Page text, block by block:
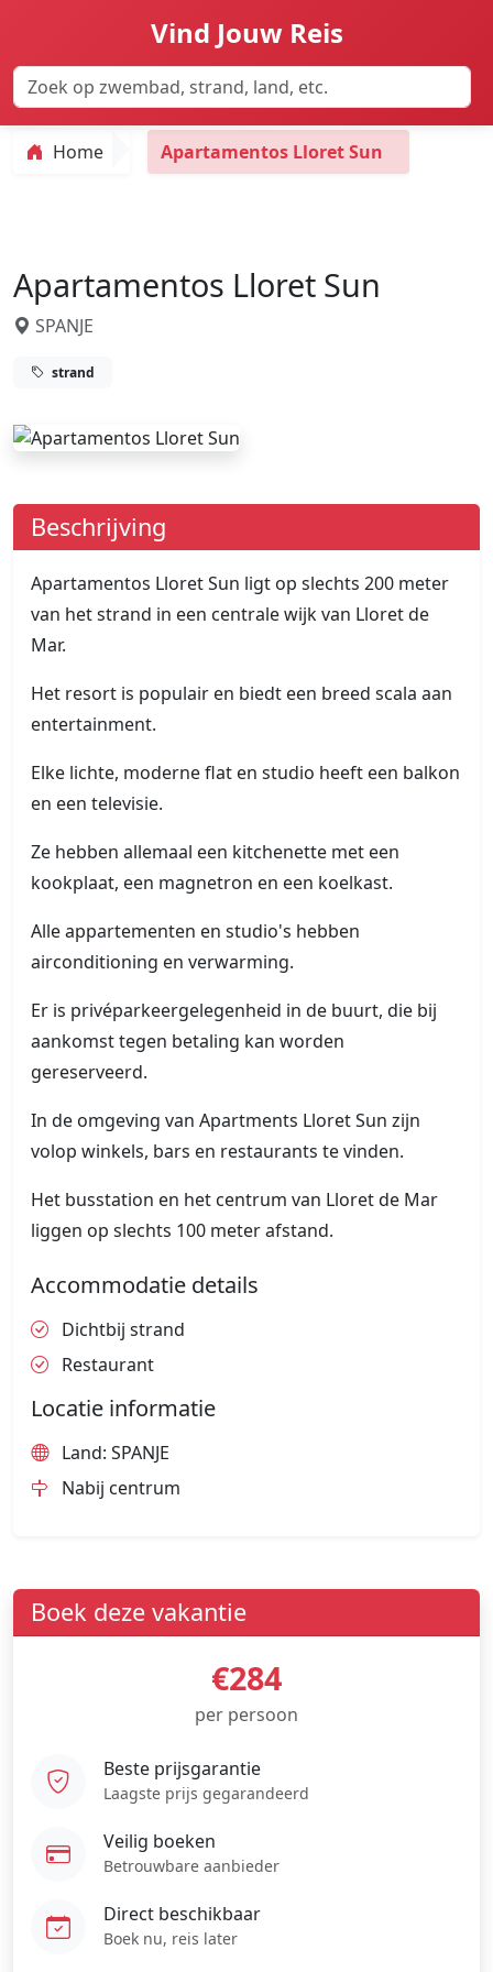
Vind Jouw Reis
Home Apartamentos Lloret Sun
Apartamentos Lloret Sun
SPANJE
strand
Beschrijving
Apartamentos Lloret Sun ligt op slechts 200 meter
van het strand in een centrale wijk van Lloret de
Mar.
Het resort is populair en biedt een breed scala aan
entertainment.
Elke lichte, moderne flat en studio heeft een balkon
en een televisie.
Ze hebben allemaal een kitchenette met een
kookplaat, een magnetron en een koelkast.
Alle appartementen en studio's hebben
airconditioning en verwarming.
Er is privéparkeergelegenheid in de buurt, die bij
aankomst tegen betaling kan worden
gereserveerd.
In de omgeving van Apartments Lloret Sun zijn
volop winkels, bars en restaurants te vinden.
Het busstation en het centrum van Lloret de Mar
liggen op slechts 100 meter afstand.
Accommodatie details
Dichtbij strand
Restaurant
Locatie informatie
Land: SPANJE
Nabij centrum
Boek deze vakantie
€284
per persoon
Beste prijsgarantie
Laagste prijs gegarandeerd
Veilig boeken
Betrouwbare aanbieder
Direct beschikbaar
Boek nu, reis later